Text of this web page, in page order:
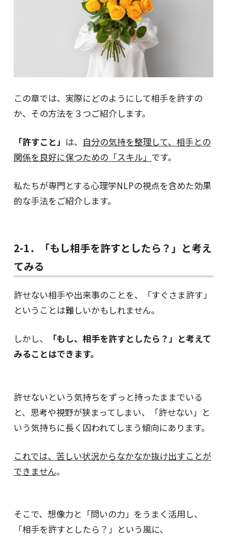
この章では、実際にどのようにして相手を許すの
か、その方法を３つご紹介します。
「許すこと」 は、 自分の気持を整理して、相手との
関係を良好に保つための「スキル」 です。
私たちが専門とする心理学NLPの視点を含めた効果
的な手法をご紹介します。
2-1．「もし相手を許すとしたら？」と考え
てみる
許せない相手や出来事のことを、「すぐさま許す」
ということは難しいかもしれません。
しかし、
「もし、相手を許すとしたら？」と考えて
みることはできます。
許せないという気持ちをずっと持ったままでいる
と、思考や視野が狭まってしまい、「許せない」と
いう気持ちに長く囚われてしまう傾向にあります。
これでは、苦しい状況からなかなか抜け出すことが
できません。
そこで、想像力と「問いの力」をうまく活用し、
「相手を許すとしたら？」という風に、